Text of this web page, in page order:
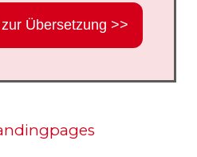
Übersetzung >>